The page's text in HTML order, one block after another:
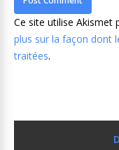
Ce site utilise Akismet
plus sur la façon dont
traitées.